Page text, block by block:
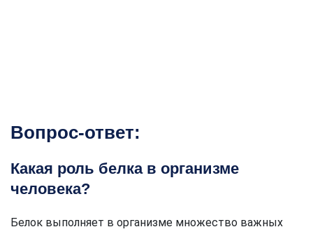
Вопрос-ответ:
Какая роль белка в организме
человека?
Белок выполняет в организме множество важных